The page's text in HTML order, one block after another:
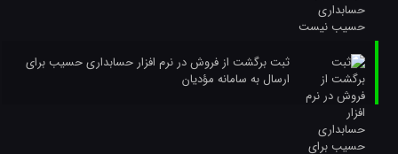
ثبت برگشت از فروش در نرم افزار حسابداری حسیب برای
ارسال به سامانه مؤدیان